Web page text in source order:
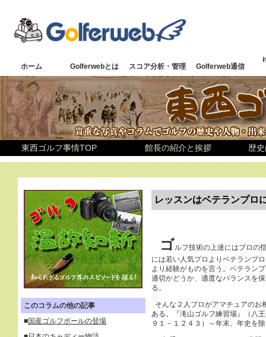
ホーム Golferwebとは スコア分析・管理 Golferweb通信
東西ゴルフ事情TOP 館長の紹介と挨拶 歴
このコラムの他の記事
■国産ゴルフボールの登場
レッスンはベテランプロ
ゴルフ技術の上達にはプロの
には若い人気プロよりベテランプ
より経験がものを言う。ベテラン
適切かどうか、適度なバランスを
る。
そんな２人プロがアマチュアのお
ある。『滝山ゴルフ練習場』（八
９１－１２４３）～年末、年史を